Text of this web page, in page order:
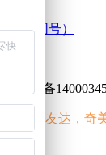
微信同号）
豫ICP备
范围 友达 ， 奇